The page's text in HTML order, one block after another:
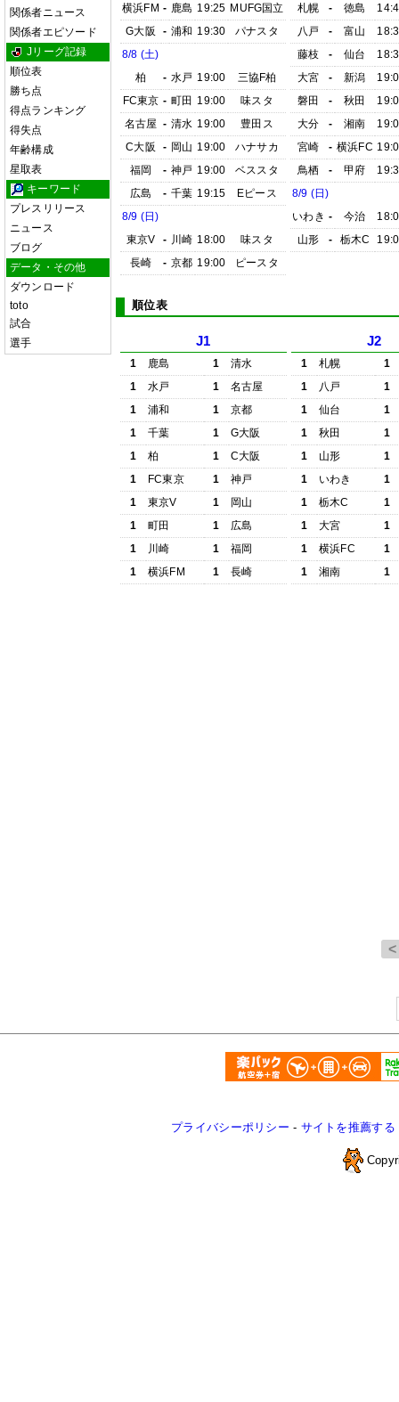
関係者ニュース
関係者エピソード
Jリーグ記録
順位表
勝ち点
得点ランキング
得失点
年齢構成
星取表
キーワード
プレスリリース
ニュース
ブログ
データ・その他
ダウンロード
toto
試合
選手
横浜FM - 鹿島 19:25 MUFG国立
G大阪
- 浦和 19:30
パナスタ
8/8 (土)
柏
- 水戸 19:00
三協F柏
FC東京 - 町田 19:00
味スタ
名古屋 - 清水 19:00
豊田ス
C大阪
- 岡山 19:00
ハナサカ
福岡
- 神戸 19:00
ベススタ
広島
- 千葉 19:15
Eピース
8/9 (日)
東京V
- 川崎 18:00
味スタ
長崎
- 京都 19:00 ピースタ
札幌
- 徳島
八戸
- 富山
藤枝
- 仙台
大宮
- 新潟
磐田
- 秋田
大分
- 湘南
宮崎
- 横浜FC
鳥栖
- 甲府
8/9 (日)
いわき - 今治
山形
- 栃木C
順位表
J1
1 鹿島 1
清水
1
水戸 1
名古屋
1
浦和 1
京都
1
千葉 1
G大阪
1
柏 1
C大阪
1
FC東京 1
神戸
1
東京V 1
岡山
1
町田 1
広島
1
川崎 1
福岡
1
横浜FM 1 長崎
J2
1 札幌
1
1
八戸
1
1
仙台
1
1
秋田
1
1
山形
1
1
いわき
1
1
栃木C
1
1
大宮
1
1
横浜FC
1
1
湘南 1
プライバシーポリシー - サイトを推薦する